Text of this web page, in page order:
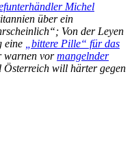
Michel
über ein
Von der Leyen
eine
„bittere Pille“ für das
warnen vormangelnder
Österreich will härter gegen